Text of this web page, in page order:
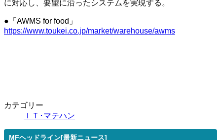
に対応し、要望に沿ったシステムを実現する。
●「AWMS for food」
https://www.toukei.co.jp/market/warehouse/awms
カテゴリー
ＩＴ･マテハン
MFヘッドライン[最新ニュース]